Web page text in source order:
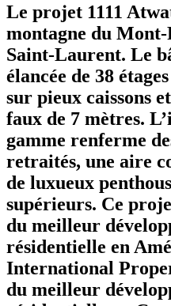
Le projet 1111
montagne du
Saint-Laurent. Le
élancée de 38
sur pieux caissons
faux de 7 mètres.
gamme renferme
retraités, une aire
de luxueux
supérieurs. Ce
du meilleur
résidentielle en
International
du meilleur